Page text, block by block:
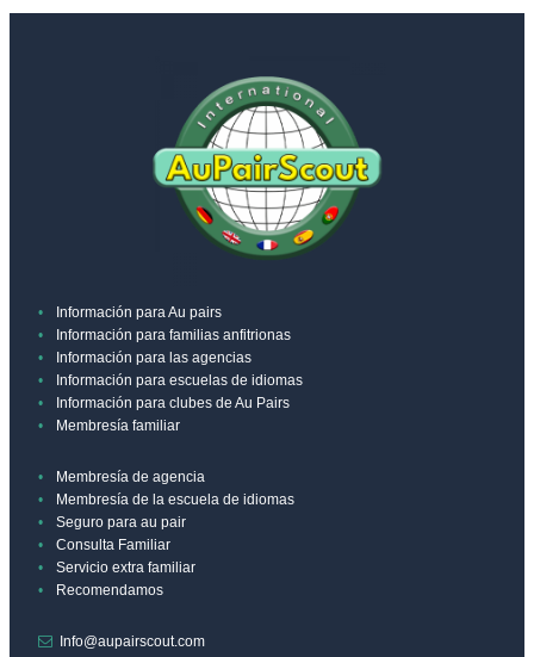
Información para Au pairs
Información para familias anfitrionas
Información para las agencias
Información para escuelas de idiomas
Información para clubes de Au Pairs
Membresía familiar
Membresía de agencia
Membresía de la escuela de idiomas
Seguro para au pair
Consulta Familiar
Servicio extra familiar
Recomendamos
Info@aupairscout.com